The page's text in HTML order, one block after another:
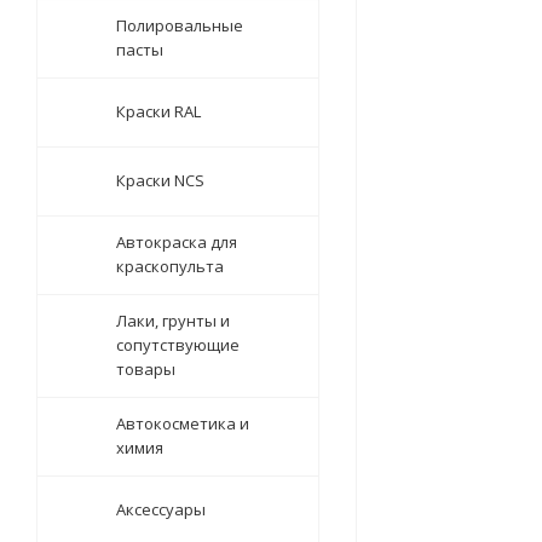
Полировальные
пасты
Краски RAL
Краски NCS
Автокраска для
краскопульта
Лаки, грунты и
сопутствующие
товары
Автокосметика и
химия
Аксессуары